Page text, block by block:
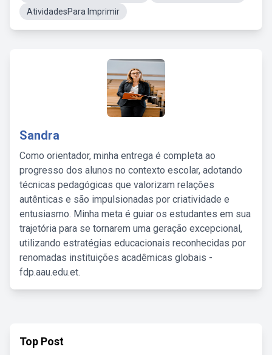
AtividadesPara Imprimir
Sandra
Como orientador, minha entrega é completa ao
progresso dos alunos no contexto escolar, adotando
técnicas pedagógicas que valorizam relações
autênticas e são impulsionadas por criatividade e
entusiasmo. Minha meta é guiar os estudantes em sua
trajetória para se tornarem uma geração excepcional,
utilizando estratégias educacionais reconhecidas por
renomadas instituições acadêmicas globais -
fdp.aau.edu.et.
Top Post